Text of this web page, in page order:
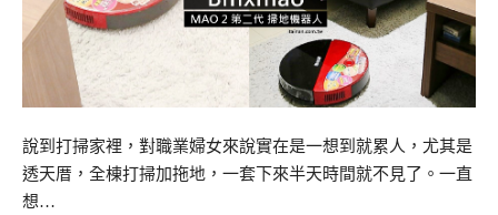
說到打掃家裡，對職業婦女來說實在是一想到就累人，尤其是
透天厝，全棟打掃加拖地，一套下來半天時間就不見了。一直
想…